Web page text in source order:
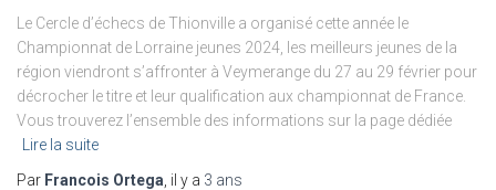
Le Cercle d’échecs de Thionville a organisé cette année le
Championnat de Lorraine jeunes 2024, les meilleurs jeunes de la
région viendront s’affronter à Veymerange du 27 au 29 février pour
décrocher le titre et leur qualification aux championnat de France.
Vous trouverez l’ensemble des informations sur la page dédiée
Lire la suite
Par Francois Ortega , il y a 3 ans